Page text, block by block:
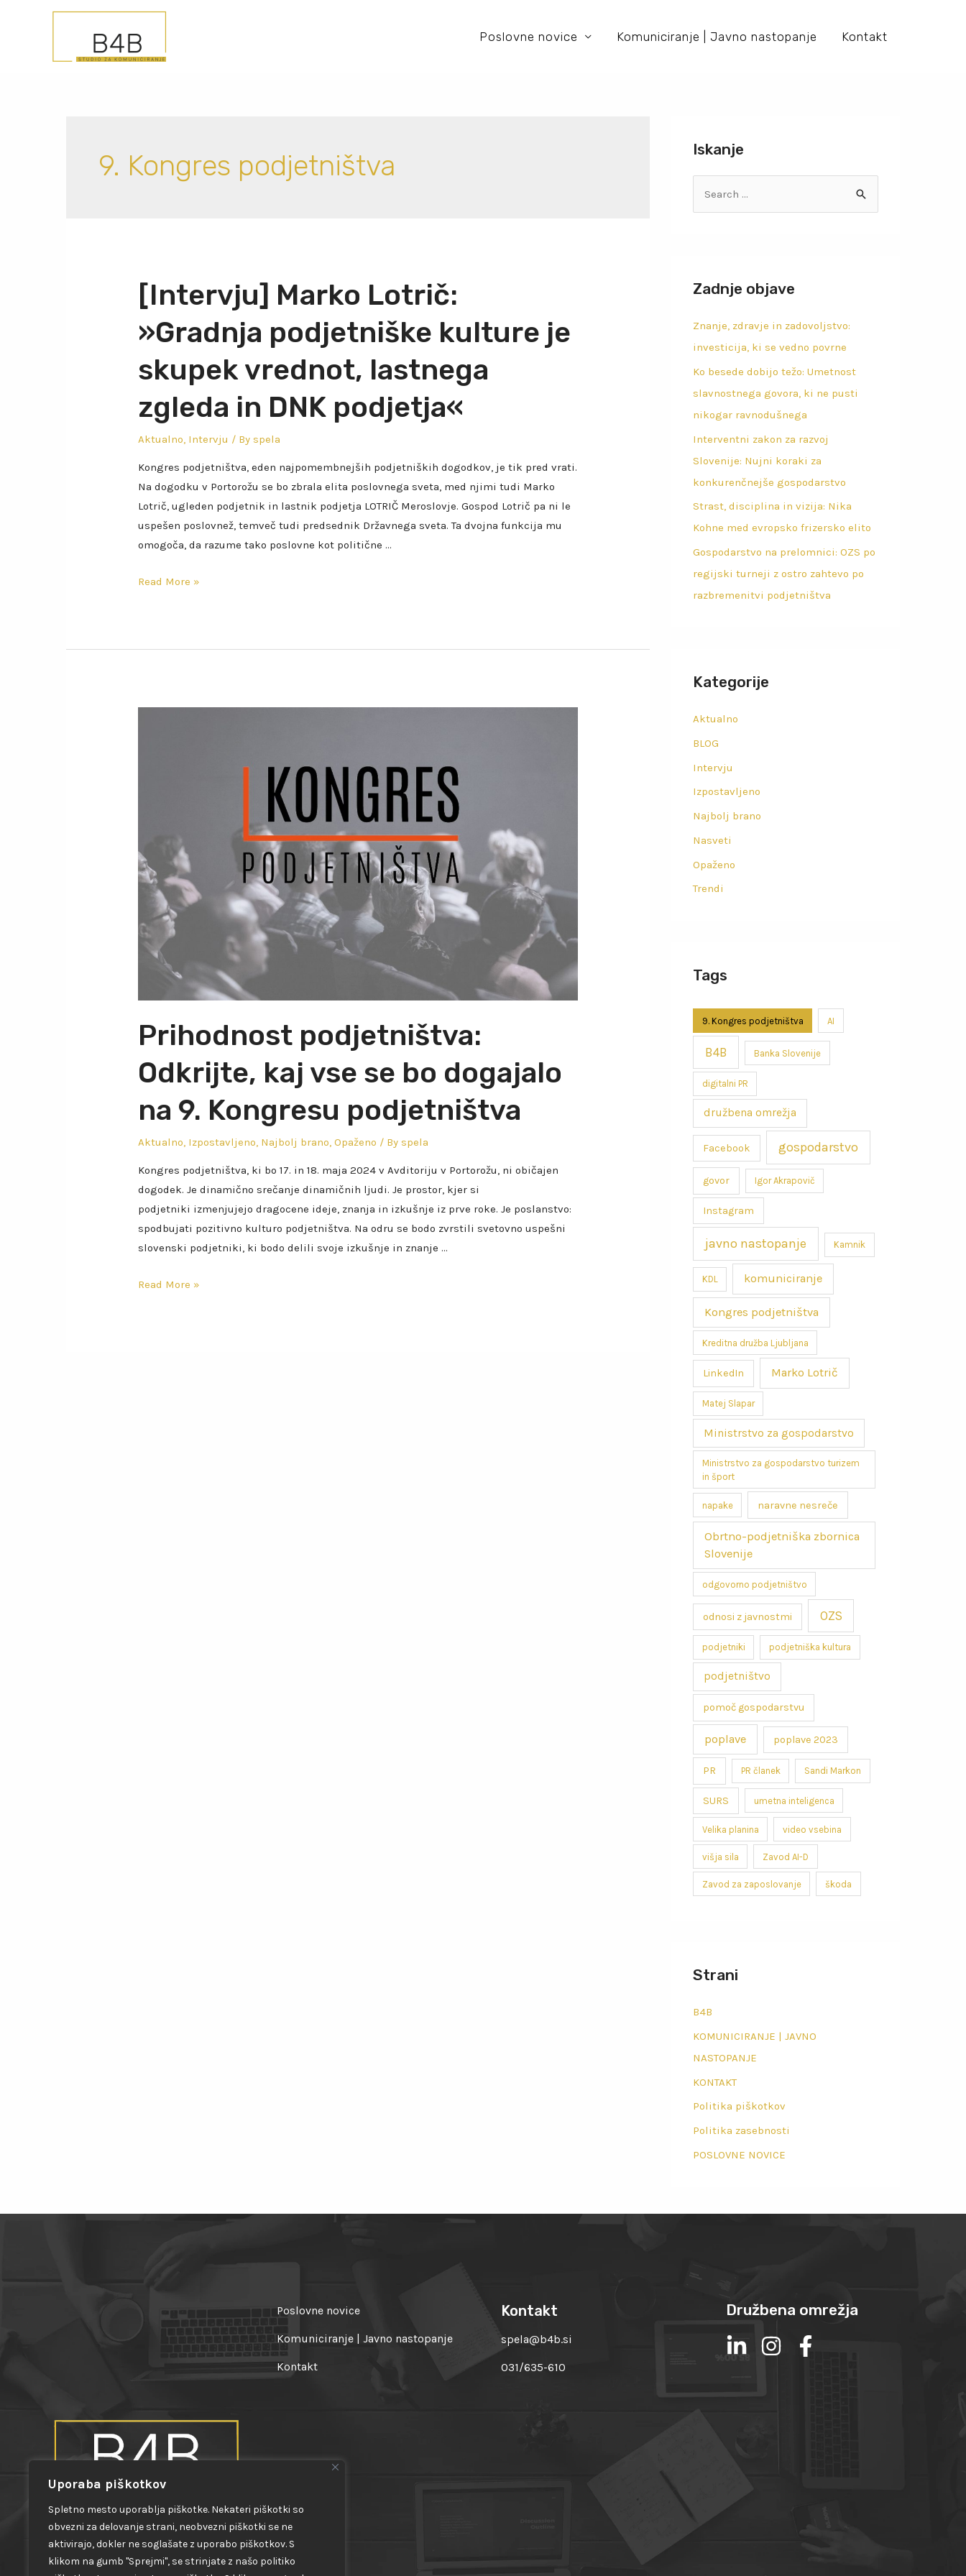
Uporaba piškotkov
Spletno mesto uporablja piškotke. Nekateri piškotki so
obvezni za delovanje strani, neobvezni piškotki se ne
aktivirajo, dokler ne soglašate z uporabo piškotkov. S
klikom na gumb "Sprejmi", se strinjate z našo politiko
Poslovne novice Komuniciranje | Javno nastopanje Kontakt
9. Kongres podjetništva
[Intervju] Marko Lotrič:
»Gradnja podjetniške kulture je
skupek vrednot, lastnega
zgleda in DNK podjetja«
Aktualno, Intervju / By spela
Kongres podjetništva, eden najpomembnejših podjetniških dogodkov, je tik pred vrati.
Na dogodku v Portorožu se bo zbrala elita poslovnega sveta, med njimi tudi Marko
Lotrič, ugleden podjetnik in lastnik podjetja LOTRIČ Meroslovje. Gospod Lotrič pa ni le
uspešen poslovnež, temveč tudi predsednik Državnega sveta. Ta dvojna funkcija mu
omogoča, da razume tako poslovne kot politične …
Read More »
Prihodnost podjetništva:
Odkrijte, kaj vse se bo dogajalo
na 9. Kongresu podjetništva
Aktualno, Izpostavljeno, Najbolj brano,Opaženo / By spela
Kongres podjetništva, ki bo 17. in 18. maja 2024 v Avditoriju v Portorožu, ni običajen
dogodek. Je dinamično srečanje dinamičnih ljudi. Je prostor, kjer si
podjetniki izmenjujejo dragocene ideje, znanja in izkušnje iz prve roke. Je poslanstvo:
spodbujati pozitivno kulturo podjetništva. Na odru se bodo zvrstili svetovno uspešni
slovenski podjetniki, ki bodo delili svoje izkušnje in znanje …
Read More »
Iskanje
Zadnje objave
Znanje, zdravje in zadovoljstvo:
investicija, ki se vedno povrne
Ko besede dobijo težo: Umetnost
slavnostnega govora, ki ne pusti
nikogar ravnodušnega
Interventni zakon za razvoj
Slovenije: Nujni koraki za
konkurenčnejše gospodarstvo
Strast, disciplina in vizija: Nika
Kohne med evropsko frizersko elito
Gospodarstvo na prelomnici: OZS po
regijski turneji z ostro zahtevo po
razbremenitvi podjetništva
Kategorije
Aktualno
BLOG
Intervju
Izpostavljeno
Najbolj brano
Nasveti
Opaženo
Trendi
Tags
9. Kongres podjetništva AI
B4B Banka Slovenije
digitalni PR
družbena omrežja
Facebook gospodarstvo
govor Igor Akrapovič
Instagram
javno nastopanje Kamnik
KDL komuniciranje
Kongres podjetništva
Kreditna družba Ljubljana
LinkedIn Marko Lotrič
Matej Slapar
Ministrstvo za gospodarstvo
Ministrstvo za gospodarstvo turizem
in šport
napake naravne nesreče
Obrtno-podjetniška zbornica
Slovenije
odgovorno podjetništvo
odnosi z javnostmi OZS
podjetniki podjetniška kultura
podjetništvo
pomoč gospodarstvu
poplave poplave 2023
PR PR članek Sandi Markon
SURS umetna inteligenca
Velika planina video vsebina
višja sila Zavod AI-D
Zavod za zaposlovanje škoda
Strani
B4B
KOMUNICIRANJE | JAVNO
NASTOPANJE
KONTAKT
Politika piškotkov
Politika zasebnosti
POSLOVNE NOVICE
Izstopite iz povprečja, bodite najboljša
različica sebe!
Poslovne novice
Komuniciranje | Javno nastopanje
Kontakt
Kontakt
spela@b4b.si
031/635-610
Družbena omrežja